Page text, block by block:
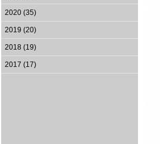
2020 (35)
2019 (20)
2018 (19)
2017 (17)